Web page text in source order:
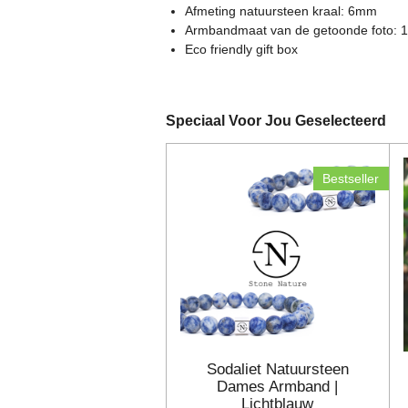
e
n n n n
Afmeting natuursteen kraal: 6mm
Armbandmaat van de getoonde foto:
Eco friendly gift box
Speciaal Voor Jou Geselecteerd
Bestseller
Sodaliet Natuursteen
Dames Armband |
Lichtblauw